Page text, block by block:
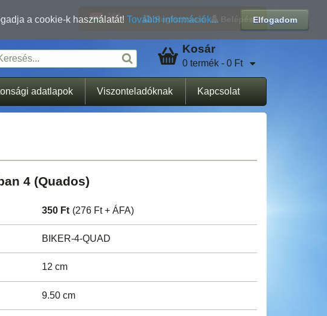
Elfogadom
a cookie-k használatát! További információk...
Regisztráció Belépés
Kosár
0 termék - 0 Ft
adatlapok Viszonteladóknak Kapcsolat
4 (Quados)
350 Ft (276 Ft + ÁFA)
BIKER-4-QUAD
12 cm
9.50 cm